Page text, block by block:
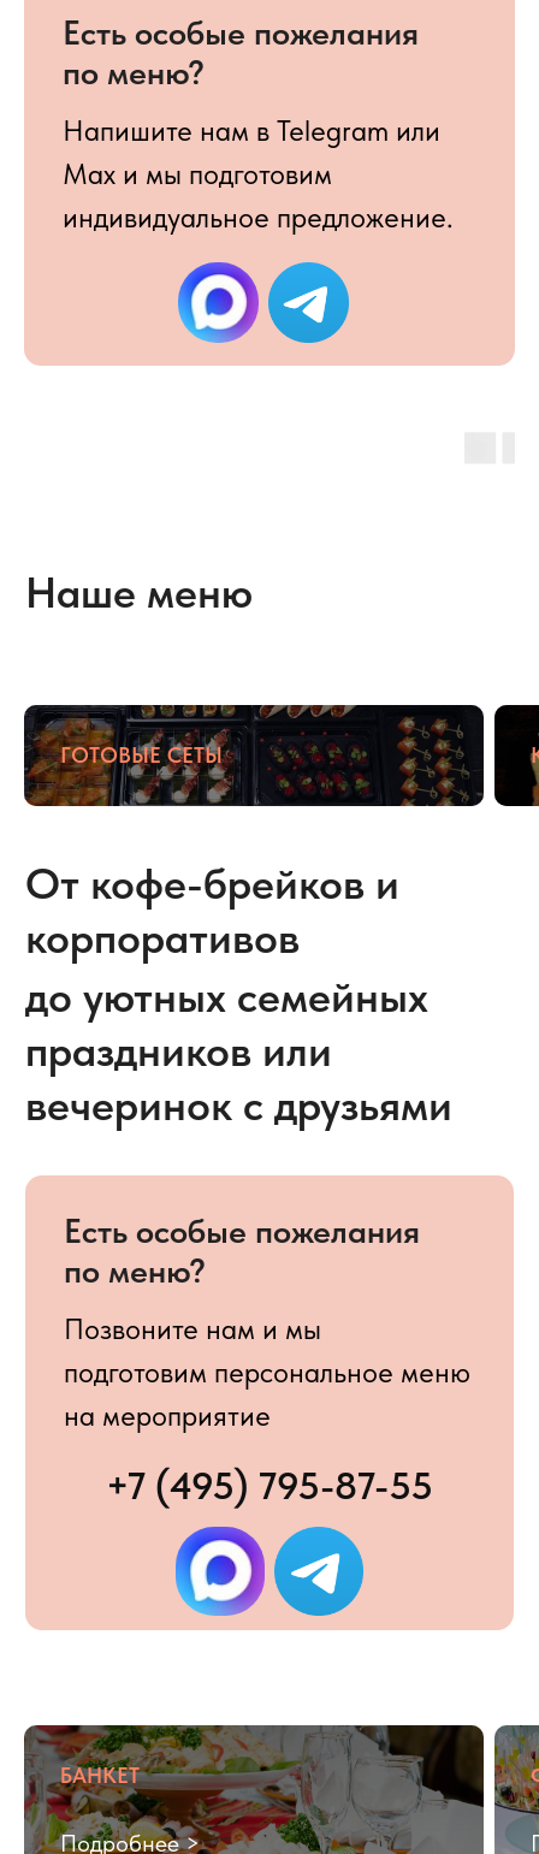
Наше меню
ГОТОВЫЕ СЕТЫ
От кофе-брейков и
корпоративов
до уютных семейных
праздников или
подготовим персональное меню
БАНКЕТ
Подробнее >
Рассчитайте стоимость
кейтеринга на ваше
мероприятие
и тип мероприятия
Количество участников
55
Выберите тип мероприятия
Место проведения
Московская область
Укажите номер мессенджера
+7